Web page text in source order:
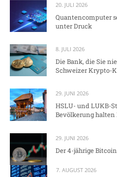
20. JULI 2026
Quantencomputer
unter Druck
8. JULI 2026
Die Bank, die Sie
Schweizer Krypto-
29. JUNI 2026
HSLU- und LUKB-
Bevölkerung
29. JUNI 2026
Der 4-jährige
7. AUGUST 2026